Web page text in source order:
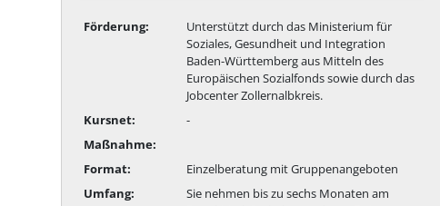
Förderung:
Unterstützt durch das Ministerium für
Soziales, Gesundheit und Integration
Baden-Württemberg aus Mitteln des
Europäischen Sozialfonds sowie durch das
Jobcenter Zollernalbkreis.
Kursnet:
-
Maßnahme:
Format:
Einzelberatung mit Gruppenangeboten
Umfang:
Sie nehmen bis zu sechs Monaten am